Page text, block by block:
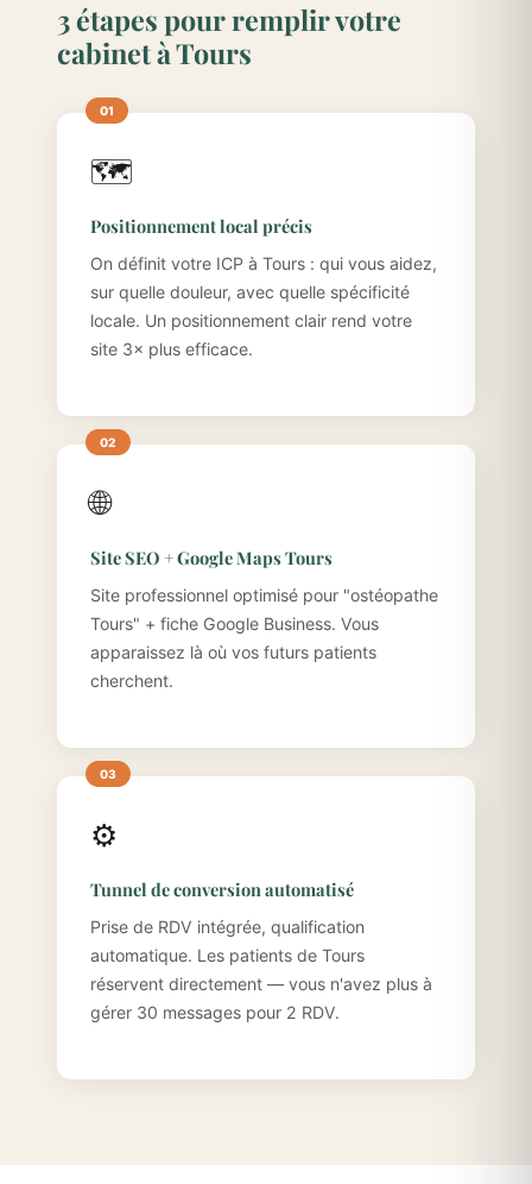
3 étapes pour remplir votre
cabinet à Tours
🗺️
Positionnement local précis
On définit votre ICP à Tours : qui vous aidez,
sur quelle douleur, avec quelle spécificité
locale. Un positionnement clair rend votre
site 3× plus efficace.
🌐
Site SEO + Google Maps Tours
Site professionnel optimisé pour "ostéopathe
Tours" + fiche Google Business. Vous
apparaissez là où vos futurs patients
cherchent.
⚙️
Tunnel de conversion automatisé
Prise de RDV intégrée, qualification
automatique. Les patients de Tours
réservent directement — vous n'avez plus à
gérer 30 messages pour 2 RDV.